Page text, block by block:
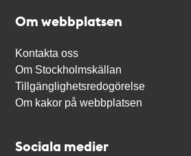
Om webbplatsen
Kontakta oss
Om Stockholmskällan
Tillgänglighetsredogörelse
Om kakor på webbplatsen
Sociala medier